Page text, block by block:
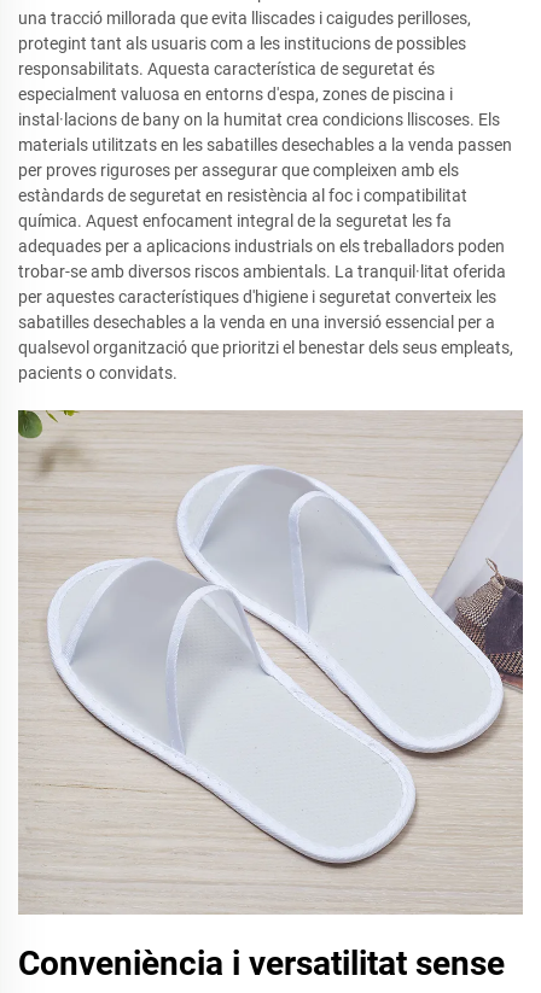
una tracció millorada que evita lliscades i caigudes perilloses,
protegint tant als usuaris com a les institucions de possibles
responsabilitats. Aquesta característica de seguretat és
especialment valuosa en entorns d'espa, zones de piscina i
instal·lacions de bany on la humitat crea condicions lliscoses. Els
materials utilitzats en les sabatilles desechables a la venda passen
per proves riguroses per assegurar que compleixen amb els
estàndards de seguretat en resistència al foc i compatibilitat
química. Aquest enfocament integral de la seguretat les fa
adequades per a aplicacions industrials on els treballadors poden
trobar-se amb diversos riscos ambientals. La tranquil·litat oferida
per aquestes característiques d'higiene i seguretat converteix les
sabatilles desechables a la venda en una inversió essencial per a
qualsevol organització que prioritzi el benestar dels seus empleats,
pacients o convidats.
Conveniència i versatilitat sense